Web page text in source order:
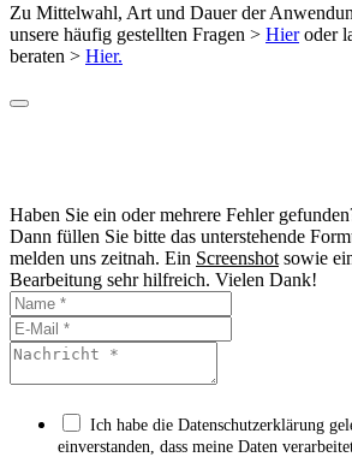
Zu Mittelwahl, Art und Dauer der
unsere häufig gestellten Fragen > Hieroder
beraten > Hier.
Haben Sie ein oder mehrere Fehler
Dann füllen Sie bitte das unterstehende
melden uns zeitnah. Ein Screenshot sowie
Bearbeitung sehr hilfreich. Vielen Dank!
Ich habe die Datenschutzerklärung
einverstanden, dass meine Daten